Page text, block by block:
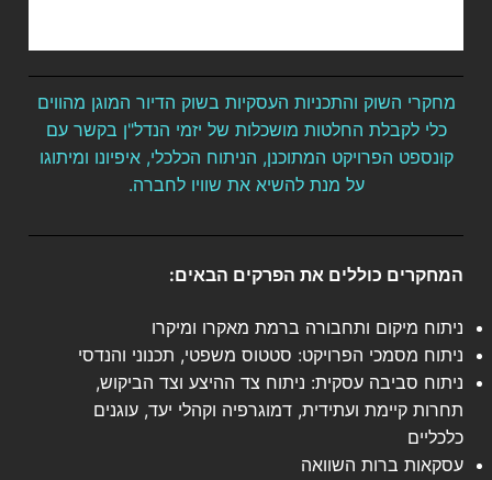
מחקרי השוק והתכניות העסקיות בשוק הדיור המוגן מהווים
כלי לקבלת החלטות מושכלות של יזמי הנדל"ן בקשר עם
קונספט הפרויקט המתוכנן, הניתוח הכלכלי, איפיונו ומיתוגו
על מנת להשיא את שוויו לחברה.
המחקרים כוללים את הפרקים הבאים:
ניתוח מיקום ותחבורה ברמת מאקרו ומיקרו
ניתוח מסמכי הפרויקט: סטטוס משפטי, תכנוני והנדסי
ניתוח סביבה עסקית: ניתוח צד ההיצע וצד הביקוש,
תחרות קיימת ועתידית, דמוגרפיה וקהלי יעד, עוגנים
כלכליים
עסקאות ברות השוואה